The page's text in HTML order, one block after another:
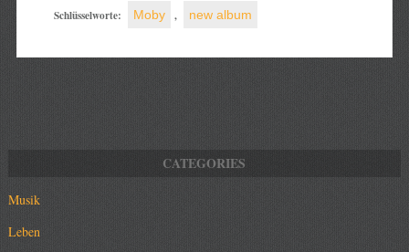
Schlüsselworte: Moby , new album
Musik
Leben